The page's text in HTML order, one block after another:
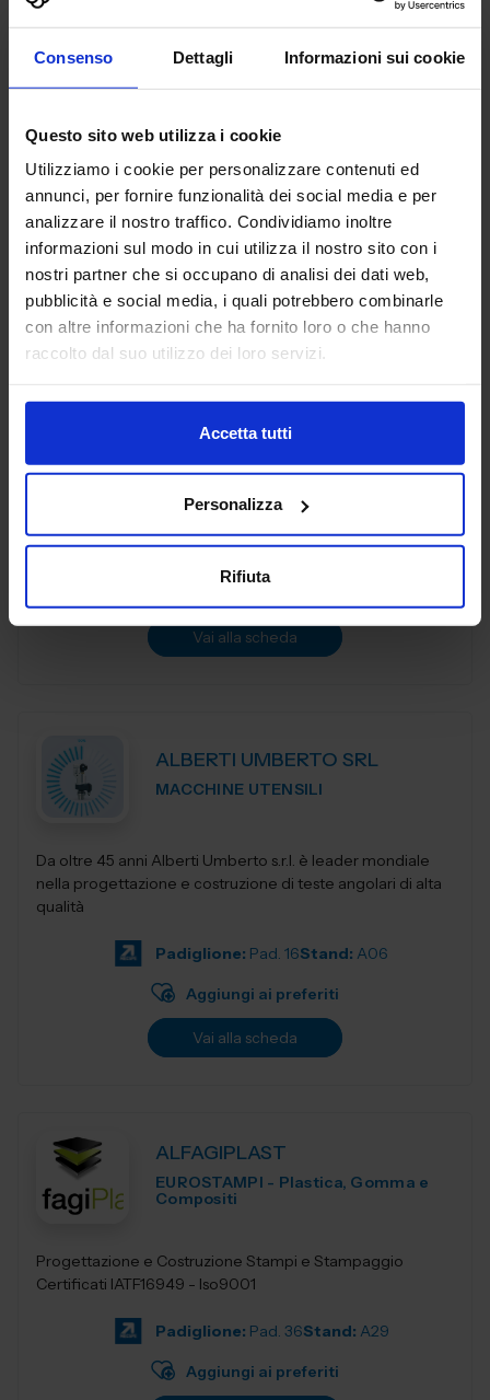
Consenso Dettagli Informazioni sui cookie
Questo sito web utilizza i cookie
Utilizziamo i cookie per personalizzare contenuti ed
annunci, per fornire funzionalità dei social media e per
analizzare il nostro traffico. Condividiamo inoltre
informazioni sul modo in cui utilizza il nostro sito con i
nostri partner che si occupano di analisi dei dati web,
pubblicità e social media, i quali potrebbero combinarle
con altre informazioni che ha fornito loro o che hanno
raccolto dal suo utilizzo dei loro servizi.
Accetta tutti
Personalizza
Rifiuta
AG TECHNIK SRL
Aggiungi ai preferiti
AGIE CHARMILLES
Benvenuti alla celebrazione del nostro 70° anniversario! In
siamo orgogliosi di essere protagonisti di una ricca storia e
fautori di...
Padiglione:Pad. 19Stand:E34
Vai alla scheda
ALBERTI UMBERTO SRL
MACCHINE UTENSILI
Da oltre 45 anni Alberti Umberto s.r.l. è leader mondiale
nella progettazione e costruzione di teste angolari di alta
qualità
Padiglione: Pad. 16Stand: A06
Aggiungi ai preferiti
Vai alla scheda
ALFAGIPLAST
EUROSTAMPI - Plastica, Gomma e
Compositi
Progettazione e Costruzione Stampi e Stampaggio
Certificati IATF16949 - Iso9001
Padiglione: Pad. 36Stand: A29
Aggiungi ai preferiti